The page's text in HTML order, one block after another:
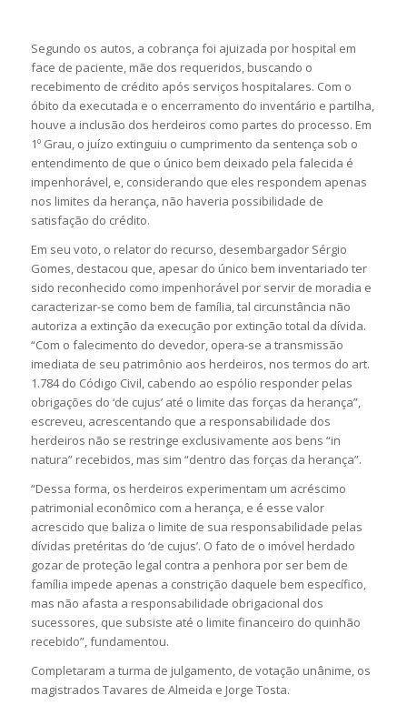
Segundo os autos, a cobrança foi ajuizada por hospital em
face de paciente, mãe dos requeridos, buscando o
recebimento de crédito após serviços hospitalares. Com o
óbito da executada e o encerramento do inventário e partilha,
houve a inclusão dos herdeiros como partes do processo. Em
1º Grau, o juízo extinguiu o cumprimento da sentença sob o
entendimento de que o único bem deixado pela falecida é
impenhorável, e, considerando que eles respondem apenas
nos limites da herança, não haveria possibilidade de
satisfação do crédito.
Em seu voto, o relator do recurso, desembargador Sérgio
Gomes, destacou que, apesar do único bem inventariado ter
sido reconhecido como impenhorável por servir de moradia e
caracterizar-se como bem de família, tal circunstância não
autoriza a extinção da execução por extinção total da dívida.
“Com o falecimento do devedor, opera-se a transmissão
imediata de seu patrimônio aos herdeiros, nos termos do art.
1.784 do Código Civil, cabendo ao espólio responder pelas
obrigações do ‘de cujus’ até o limite das forças da herança”,
escreveu, acrescentando que a responsabilidade dos
herdeiros não se restringe exclusivamente aos bens “in
natura” recebidos, mas sim “dentro das forças da herança”.
“Dessa forma, os herdeiros experimentam um acréscimo
patrimonial econômico com a herança, e é esse valor
acrescido que baliza o limite de sua responsabilidade pelas
dívidas pretéritas do ‘de cujus’. O fato de o imóvel herdado
gozar de proteção legal contra a penhora por ser bem de
família impede apenas a constrição daquele bem específico,
mas não afasta a responsabilidade obrigacional dos
sucessores, que subsiste até o limite financeiro do quinhão
recebido”, fundamentou.
Completaram a turma de julgamento, de votação unânime, os
magistrados Tavares de Almeida e Jorge Tosta.